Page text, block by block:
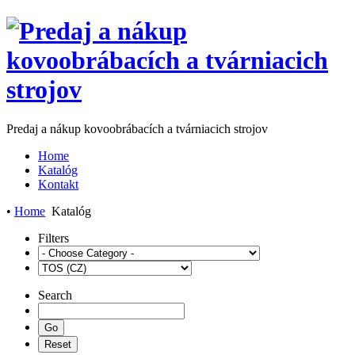
Predaj a nákup kovoobrábacích a tvárniacich strojov
Home
Katalóg
Kontakt
• Home Katalóg
Filters
Search